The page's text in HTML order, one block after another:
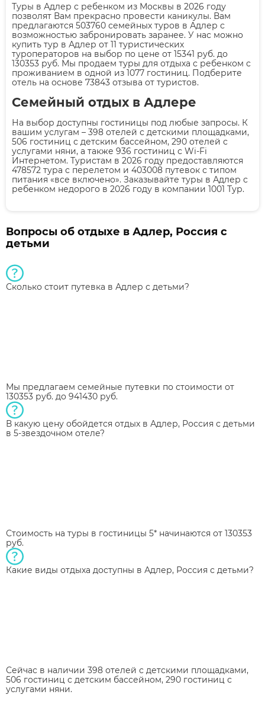
Туры в Адлер с ребенком из Москвы в 2026 году
позволят Вам прекрасно провести каникулы. Вам
предлагаются 503760 семейных туров в Адлер с
возможностью забронировать заранее. У нас можно
купить тур в Адлер от 11 туристических
туроператоров на выбор по цене от 15341 руб. до
130353 руб. Мы продаем туры для отдыха с ребенком с
проживанием в одной из 1077 гостиниц. Подберите
отель на основе 73843 отзыва от туристов.
Семейный отдых в Адлере
На выбор доступны гостиницы под любые запросы. К
вашим услугам – 398 отелей с детскими площадками,
506 гостиниц с детским бассейном, 290 отелей с
услугами няни, а также 936 гостиниц с Wi-Fi
Интернетом. Туристам в 2026 году предоставляются
478572 тура с перелетом и 403008 путевок с типом
питания «все включено». Заказывайте туры в Адлер с
ребенком недорого в 2026 году в компании 1001 Тур.
Вопросы об отдыхе в Адлер, Россия с
детьми
Сколько стоит путевка в Адлер с детьми?
Мы предлагаем семейные путевки по стоимости от
130353 руб. до 941430 руб.
В какую цену обойдется отдых в Адлер, Россия с детьми
в 5-звездочном отеле?
Стоимость на туры в гостиницы 5* начинаются от 130353
руб.
Какие виды отдыха доступны в Адлер, Россия с детьми?
Сейчас в наличии 398 отелей с детскими площадками,
506 гостиниц с детским бассейном, 290 гостиниц с
услугами няни.